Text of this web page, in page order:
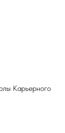
Карьерного